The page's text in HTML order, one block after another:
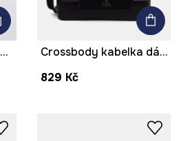
Nákupní taška dámská z imitace kůže hladká
Crossbody kabelka dámská z imitace kůže
829 Kč